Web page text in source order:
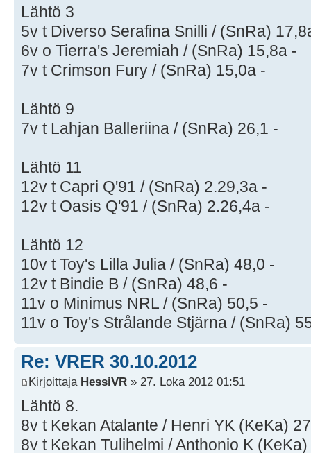
Lähtö 3
5v t Diverso Serafina Snilli / (SnRa)
6v o Tierra's Jeremiah / (SnRa) 15,8a -
7v t Crimson Fury / (SnRa) 15,0a -
Lähtö 9
7v t Lahjan Balleriina / (SnRa) 26,1 -
Lähtö 11
12v t Capri Q'91 / (SnRa) 2.29,3a -
12v t Oasis Q'91 / (SnRa) 2.26,4a -
Lähtö 12
10v t Toy's Lilla Julia / (SnRa) 48,0 -
12v t Bindie B / (SnRa) 48,6 -
11v o Minimus NRL / (SnRa) 50,5 -
11v o Toy's Strålande Stjärna / (SnRa)
Re: VRER 30.10.2012
Kirjoittaja HessiVR » 27. Loka 2012 01:51
Lähtö 8.
8v t Kekan Atalante / Henri YK (KeKa)
8v t Kekan Tulihelmi / Anthonio K